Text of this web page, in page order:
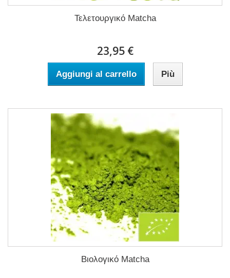
Τελετουργικό Matcha
23,95 €
Aggiungi al carrello Più
Βιολογικό Matcha